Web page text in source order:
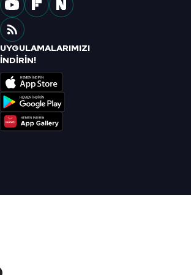
UYGULAMALARIMIZI
İNDİRİN!